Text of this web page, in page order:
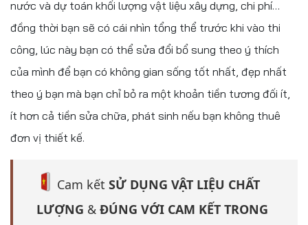
nước và dự toán khối lượng vật liệu xây dựng, chi phí…
đồng thời bạn sẽ có cái nhìn tổng thể trước khi vào thi
công, lúc này bạn có thể sửa đổi bổ sung theo ý thích
của mình để bạn có không gian sống tốt nhất, đẹp nhất
theo ý bạn mà bạn chỉ bỏ ra một khoản tiền tương đối ít,
ít hơn cả tiền sửa chữa, phát sinh nếu bạn không thuê
đơn vị thiết kế.
Cam kết SỬ DỤNG VẬT LIỆU CHẤT
LƯỢNG & ĐÚNG VỚI CAM KẾT TRONG